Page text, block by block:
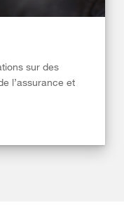
sur des
l’assurance et